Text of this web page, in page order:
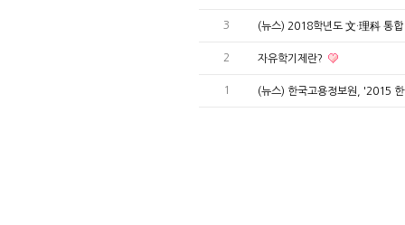
3 (뉴스) 2018학년도 文·理科 통
2 자유학기제란?
1 (뉴스) 한국고용정보원, '2015